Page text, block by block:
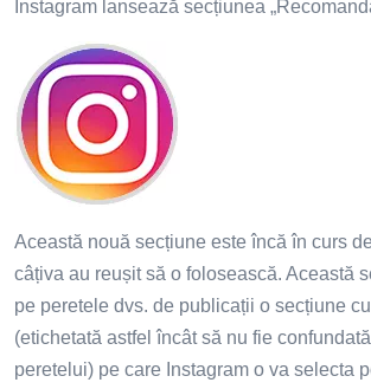
Instagram lansează secțiunea
Această nouă secțiune este încă în curs
câțiva au reușit să o folosească. Această
pe peretele dvs. de publicații o secțiune
(etichetată astfel încât să nu fie
peretelui) pe care Instagram o va selecta